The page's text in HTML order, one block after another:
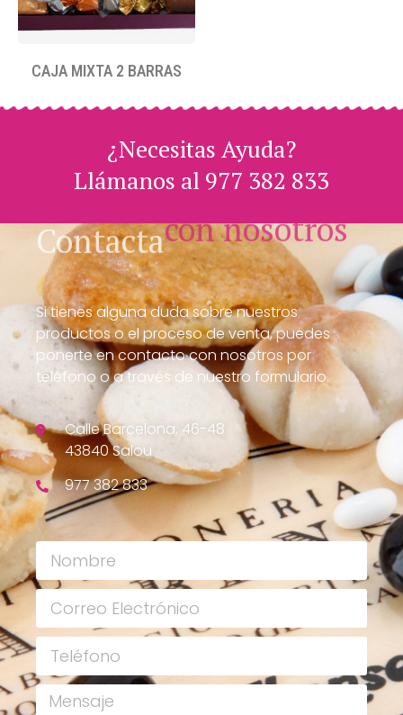
CAJA MIXTA 2 BARRAS
¿Necesitas Ayuda?
Llámanos al 977 382 833
Contactacon nosotros
Si tienes alguna duda sobre nuestros
productos o el proceso de venta, puedes
ponerte en contacto con nosotros por
teléfono o a través de nuestro formulario.
Calle Barcelona, 46-48
43840 Salou
977 382 833